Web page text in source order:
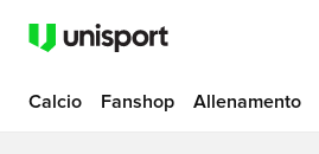
Calcio Fanshop Allenamento